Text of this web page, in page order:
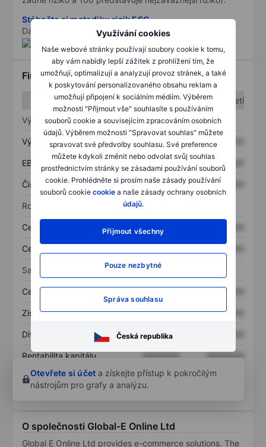
Využívání cookies
Naše webové stránky používají soubory cookie k tomu,
aby vám nabídly lepší zážitek z prohlížení tím, že
umožňují, optimalizují a analyzují provoz stránek, a také
k poskytování personalizovaného obsahu reklam a
umožňují připojení k sociálním médiím. Výběrem
možnosti "Přijmout vše" souhlasíte s používáním
souborů cookie a souvisejícím zpracováním osobních
údajů. Výběrem možnosti "Spravovat souhlas" můžete
spravovat své předvolby souhlasu. Své preference
můžete kdykoli změnit nebo odvolat svůj souhlas
prostřednictvím stránky se zásadami používání souborů
cookie. Prohlédněte si prosím naše zásady používání
souborů cookie cookie a naše zásady ochrany osobních
údajů.
Přijmout všechny
Pouze nezbytné
Správa souhlasu
Česká republika
Stáhněte si metodiku rizik ESG
Data poskytnuta od
/
Finanční informace
1. čtvrtletí
2. čtvrtletí
Výkaz zisku a ztráty
Výnos XXXXXXX XXXXXXX
EBITDA XXXXXXX XXXXXXX
Čistý příjem XXXXXXX XXXXXXX
Rozvaha
Celková aktiva XXXXXXX
Celkový dluh
Sazby
Cena/tržby XXXXXXX
Zisk na akcii XXXXXXX XXXXXXX
Dividenda na akcii XXXXXXX
Rentabilita kapitálu XXXXXXX
XXXXXXX
Otevřete si účet a získejte přístup k pokročilým
nástrojům pro grafy a analýzu.
O společnosti Global-E Online Ltd
Global E Online Ltd provides e-commerce solutions. The